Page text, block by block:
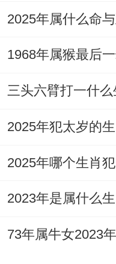
结合场合最理想
人情世故、快活
同旅行、探险、
欢乐.
属猴女还有属龙
对彼此产生不满或